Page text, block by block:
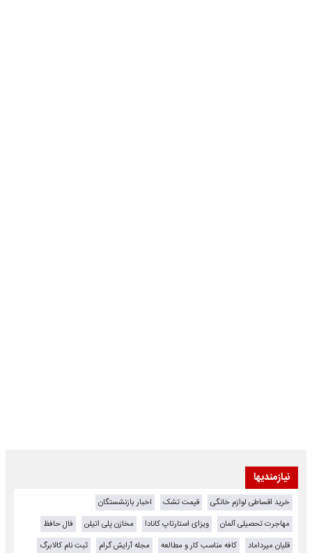
نیازمندیها
خرید اقساطی لوازم خانگی قیمت تشک
اخبار بازنشستگان
مهاجرت تحصیلی آلمان
ویزای استارتاپ کانادا مخازن پلی اتیلن
فال حافظ
قلیان میرداماد
کافه مناسب کار و مطالعه مجله آرایش گرام
ثبت نام کالابرگ